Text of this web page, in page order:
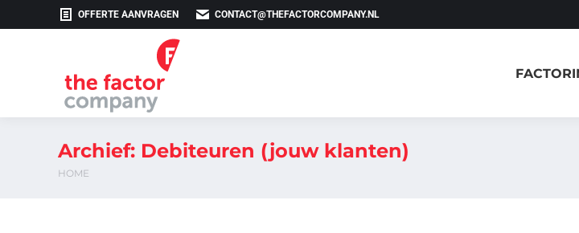
OFFERTE AANVRAGEN CONTACT@THEFACTORCOMPANY.NL
Archief: Debiteuren (jouw klanten)
Je bent hier:
HOME
FACTORING